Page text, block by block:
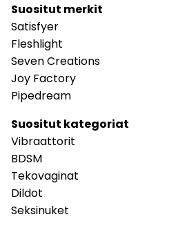
Suositut merkit
Satisfyer
Fleshlight
Seven Creations
Joy Factory
Pipedream
Suositut kategoriat
Vibraattorit
BDSM
Tekovaginat
Dildot
Seksinuket